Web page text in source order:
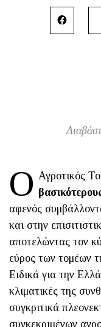
Ο Αγροτικός
αφενός
και στην
αποτελώντας τον
εύρος των τομέων
Ειδικά για την
κλιματικές της
συγκριτικά
συγκεκριμένων